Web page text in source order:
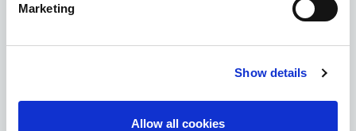
Marketing
Show details
Allow all cookies